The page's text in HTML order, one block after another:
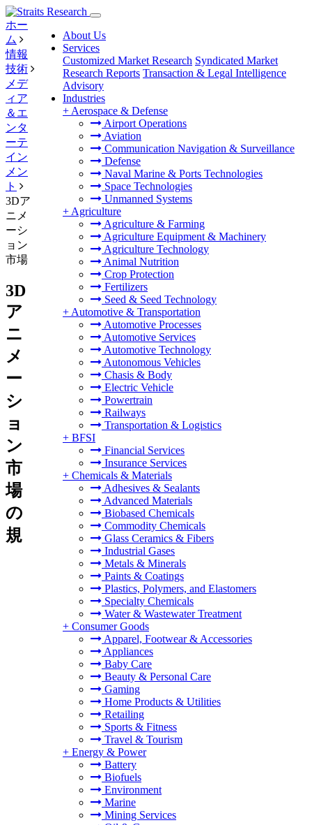
About Us
Services
Customized Market Research Syndicated Market
Research Reports Transaction & Legal Intelligence
Advisory
Industries
+ Aerospace & Defense
Airport Operations
Aviation
Communication Navigation & Surveillance
Defense
Naval Marine & Ports Technologies
Space Technologies
Unmanned Systems
+ Agriculture
Agriculture & Farming
Agriculture Equipment & Machinery
Agriculture Technology
Animal Nutrition
Crop Protection
Fertilizers
Seed & Seed Technology
+ Automotive & Transportation
Automotive Processes
Automotive Services
Automotive Technology
Autonomous Vehicles
Chasis & Body
Electric Vehicle
Powertrain
Railways
Transportation & Logistics
+ BFSI
Financial Services
Insurance Services
+ Chemicals & Materials
Adhesives & Sealants
Advanced Materials
Biobased Chemicals
Commodity Chemicals
Glass Ceramics & Fibers
Industrial Gases
Metals & Minerals
Paints & Coatings
Plastics, Polymers, and Elastomers
Specialty Chemicals
Water & Wastewater Treatment
+ Consumer Goods
Apparel, Footwear & Accessories
Appliances
Baby Care
Beauty & Personal Care
Gaming
Home Products & Utilities
Retailing
Sports & Fitness
Travel & Tourism
+ Energy & Power
Battery
Biofuels
Environment
Marine
Mining Services
ホー
ム
情報
技術
メデ
ィア
＆エ
ンタ
ーテ
イン
メン
ト
3Dア
ニメ
ーシ
ョン
市場
3D
ア
ニ
メ
ー
シ
ョ
ン
市
場
の
規